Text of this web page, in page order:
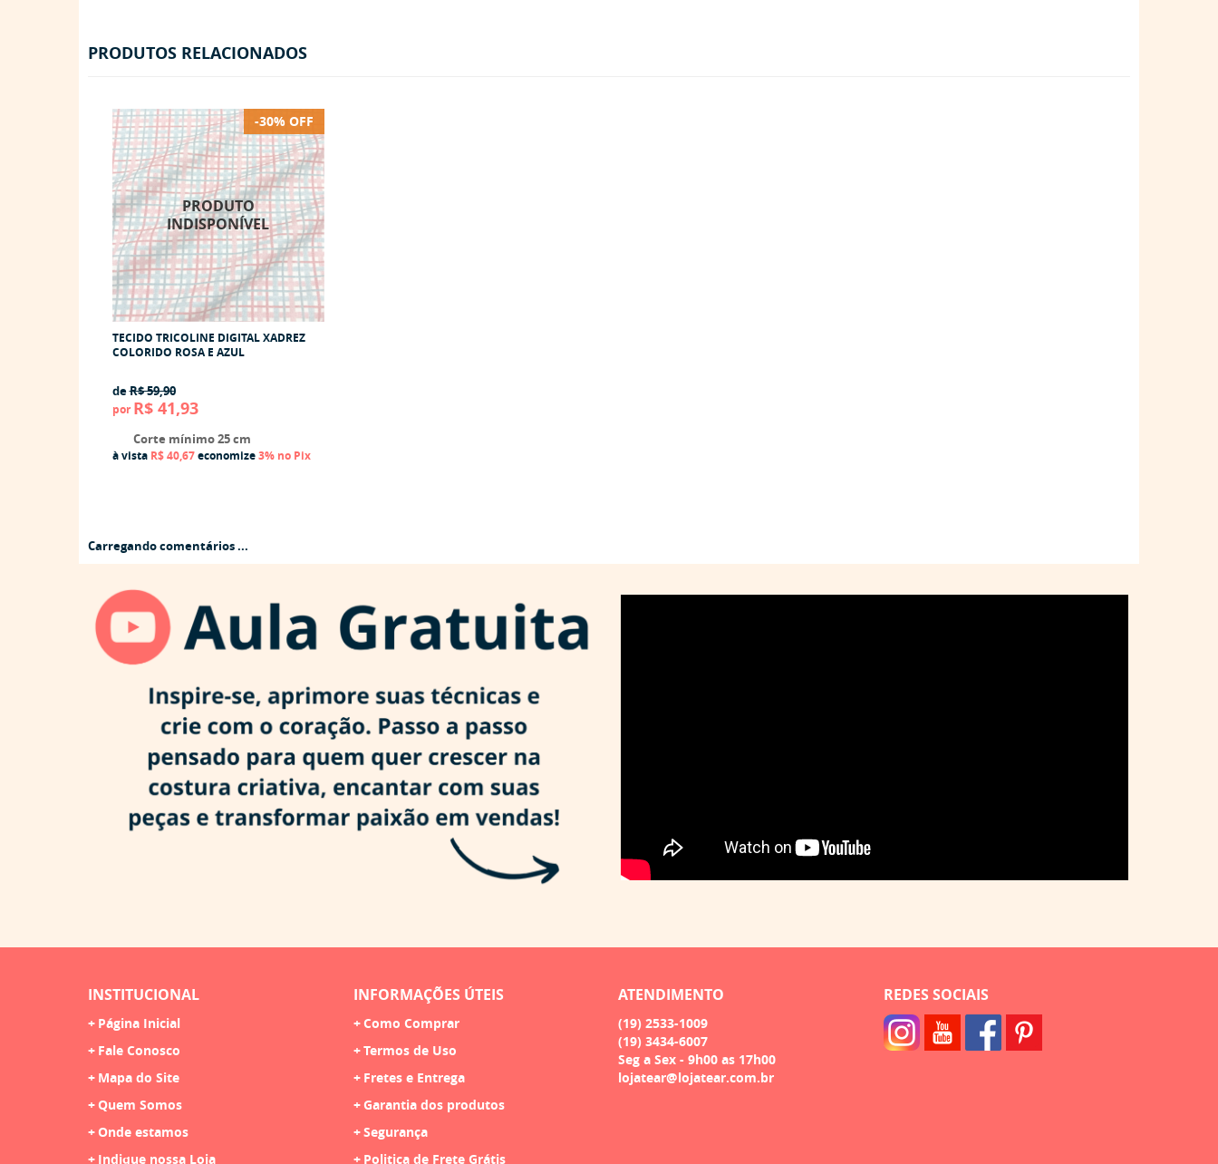
PRODUTOS RELACIONADOS
-30% OFF
TECIDO TRICOLINE DIGITAL XADREZ
COLORIDO ROSA E AZUL
deR$ 59,90
por R$ 41,93
Corte mínimo 25 cm
à vista R$ 40,67economize3% no Pix
Carregando comentários ...
INSTITUCIONAL
Página Inicial
Fale Conosco
Mapa do Site
Quem Somos
Onde estamos
Indique nossa Loja
INFORMAÇÕES ÚTEIS
Como Comprar
Termos de Uso
Fretes e Entrega
Garantia dos produtos
Segurança
Politica de Frete Grátis
ATENDIMENTO
(19) 2533-1009
(19) 3434-6007
Seg a Sex - 9h00 as 17h00
lojatear@lojatear.com.br
REDES SOCIAIS